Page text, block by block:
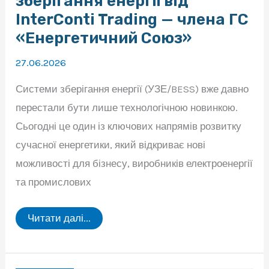
InterConti Trading — члена ГС
«Енергетичний Союз»
27.06.2026
Системи зберігання енергії (УЗЕ/BESS) вже давно
перестали бути лише технологічною новинкою.
Сьогодні це один із ключових напрямів розвитку
сучасної енергетики, який відкриває нові
можливості для бізнесу, виробників електроенергії
та промислових
Стратегічне
бачення
Читати далі...